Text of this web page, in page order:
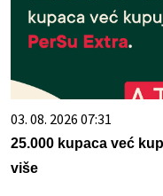
03. 08. 2026 07:31
25.000 kupaca već
više